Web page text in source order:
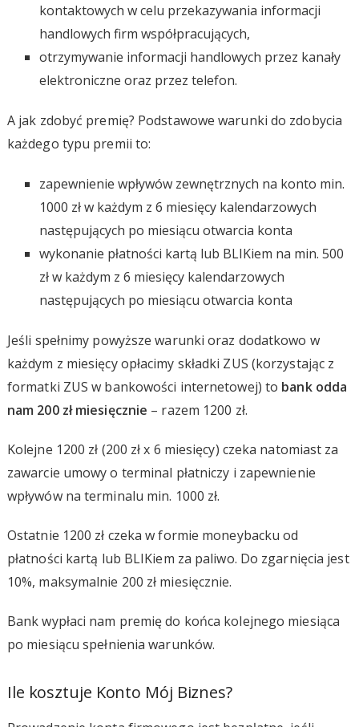
kontaktowych w celu przekazywania informacji
handlowych firm współpracujących,
otrzymywanie informacji handlowych przez kanały
elektroniczne oraz przez telefon.
A jak zdobyć premię? Podstawowe warunki do zdobycia
każdego typu premii to:
zapewnienie wpływów zewnętrznych na konto min.
1000 zł w każdym z 6 miesięcy kalendarzowych
następujących po miesiącu otwarcia konta
wykonanie płatności kartą lub BLIKiem na min. 500
zł w każdym z 6 miesięcy kalendarzowych
następujących po miesiącu otwarcia konta
Jeśli spełnimy powyższe warunki oraz dodatkowo w
każdym z miesięcy opłacimy składki ZUS (korzystając z
formatki ZUS w bankowości internetowej) to bank odda
nam 200 zł miesięcznie – razem 1200 zł.
Kolejne 1200 zł (200 zł x 6 miesięcy) czeka natomiast za
zawarcie umowy o terminal płatniczy i zapewnienie
wpływów na terminalu min. 1000 zł.
Ostatnie 1200 zł czeka w formie moneybacku od
płatności kartą lub BLIKiem za paliwo. Do zgarnięcia jest
10%, maksymalnie 200 zł miesięcznie.
Bank wypłaci nam premię do końca kolejnego miesiąca
po miesiącu spełnienia warunków.
Ile kosztuje Konto Mój Biznes?